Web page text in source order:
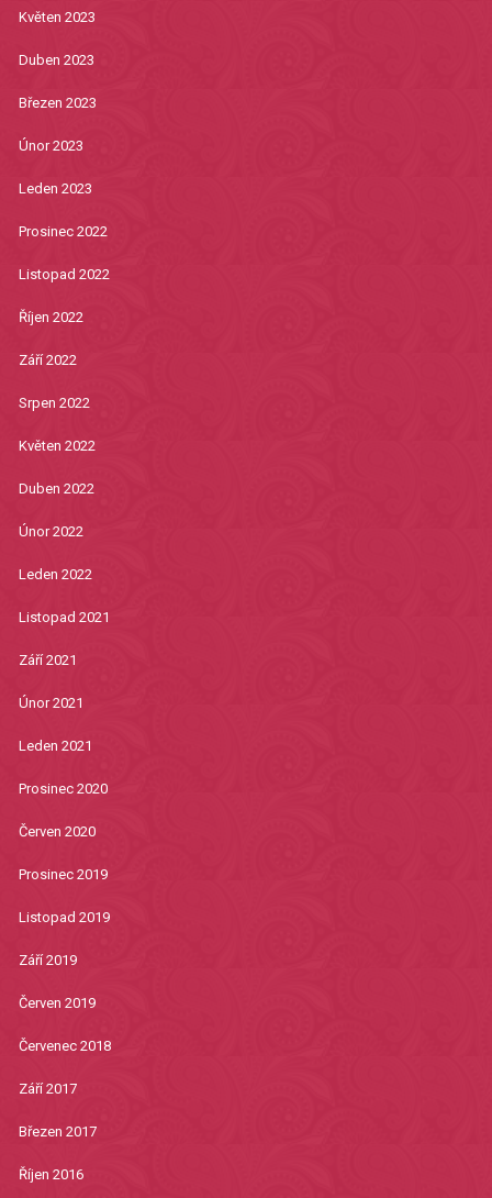
Květen 2023
Duben 2023
Březen 2023
Únor 2023
Leden 2023
Prosinec 2022
Listopad 2022
Říjen 2022
Září 2022
Srpen 2022
Květen 2022
Duben 2022
Únor 2022
Leden 2022
Listopad 2021
Září 2021
Únor 2021
Leden 2021
Prosinec 2020
Červen 2020
Prosinec 2019
Listopad 2019
Září 2019
Červen 2019
Červenec 2018
Září 2017
Březen 2017
Říjen 2016